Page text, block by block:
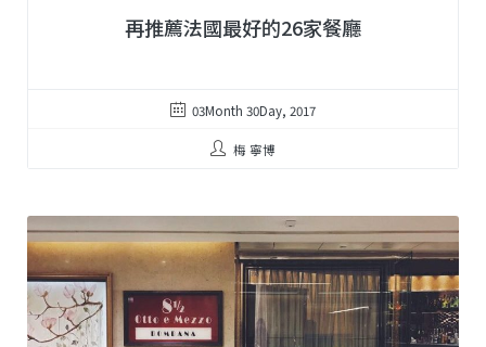
再推薦法國最好的26家餐廳
03Month 30Day, 2017
梅 寧博